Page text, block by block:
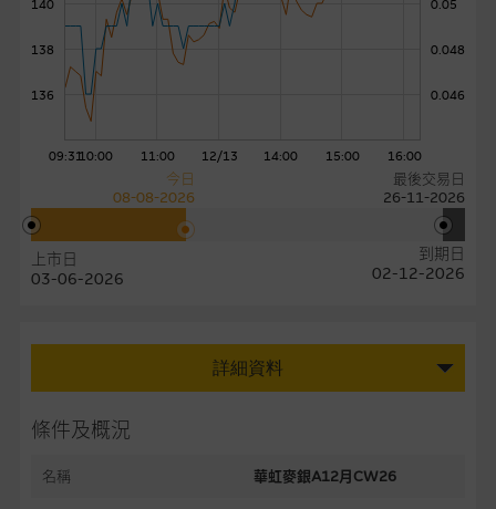
09:3110:00 11:00 12/13 14:00 15:00 16:00
0.046
0.048
0.05
136
138
140
上市日
03-06-2026
今日
08-08-2026
最後交易日
26-11-2026
到期日
02-12-2026
詳細資料
條件及概況
名稱 華虹麥銀A12月CW26